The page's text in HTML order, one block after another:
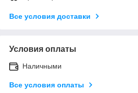
Все условия доставки
Условия оплаты
Наличными
Все условия оплаты